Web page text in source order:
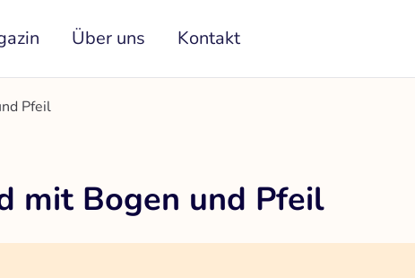
Über uns Kontakt
Pfeil
mit Bogen und Pfeil